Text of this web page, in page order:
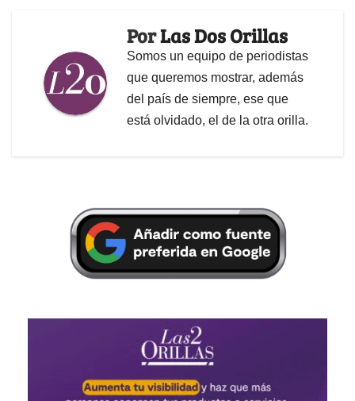
PorLas Dos Orillas
Somos un equipo de periodistas
que queremos mostrar, además
del país de siempre, ese que
está olvidado, el de la otra orilla.